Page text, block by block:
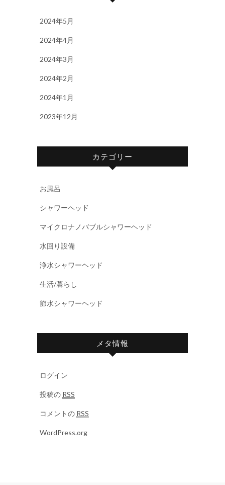
2024年5月
2024年4月
2024年3月
2024年2月
2024年1月
2023年12月
カテゴリー
お風呂
シャワーヘッド
マイクロナノバブルシャワーヘッド
水回り設備
浄水シャワーヘッド
生活/暮らし
節水シャワーヘッド
メタ情報
ログイン
投稿の RSS
コメントの RSS
WordPress.org